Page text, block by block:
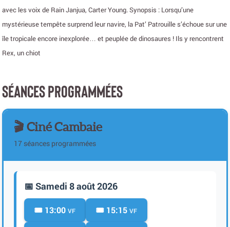
avec les voix de Rain Janjua, Carter Young. Synopsis : Lorsqu’une
mystérieuse tempête surprend leur navire, la Pat’ Patrouille s’échoue sur une
île tropicale encore inexplorée… et peuplée de dinosaures ! Ils y rencontrent
Rex, un chiot
SÉANCES PROGRAMMÉES
🎬 Ciné Cambaie
17 séances programmées
📅 Samedi 8 août 2026
🎟️ 13:00 VF 🎟️ 15:15 VF